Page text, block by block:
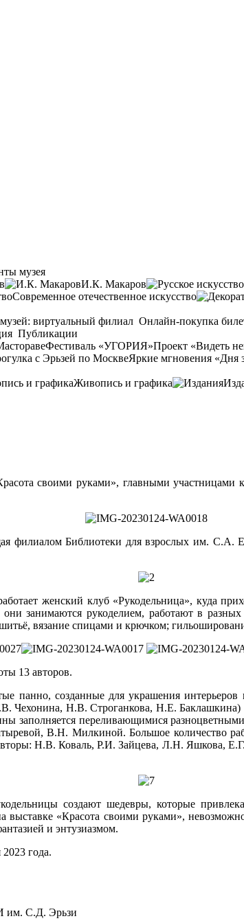
музея
И.К. Макаров
Современное отечественное искусство
виртуальный филиал Онлайн-покупка
Публикации
Фестиваль «УГОРИЯ»Проект «Видеть
с Эрьзей по МосквеЯркие мгновения «Дня
Живопись и графика
своими руками», главными
филиалом Библиотеки для взрослых им.
женский клуб «Рукодельница», куда
занимаются рукоделием, работают в
вязание спицами и крючком;
13 авторов.
панно, созданные для украшения
Чехонина, Н.В. Строганкова, Н.Е.
заполняется переливающимися
В.Н. Милкиной. Большое количество
Н.В. Коваль, Р.И. Зайцева, Л.Н. Яшкова,
создают шедевры, которые
выставке «Красота своими руками»,
и энтузиазмом.
года.
С.Д. Эрьзи